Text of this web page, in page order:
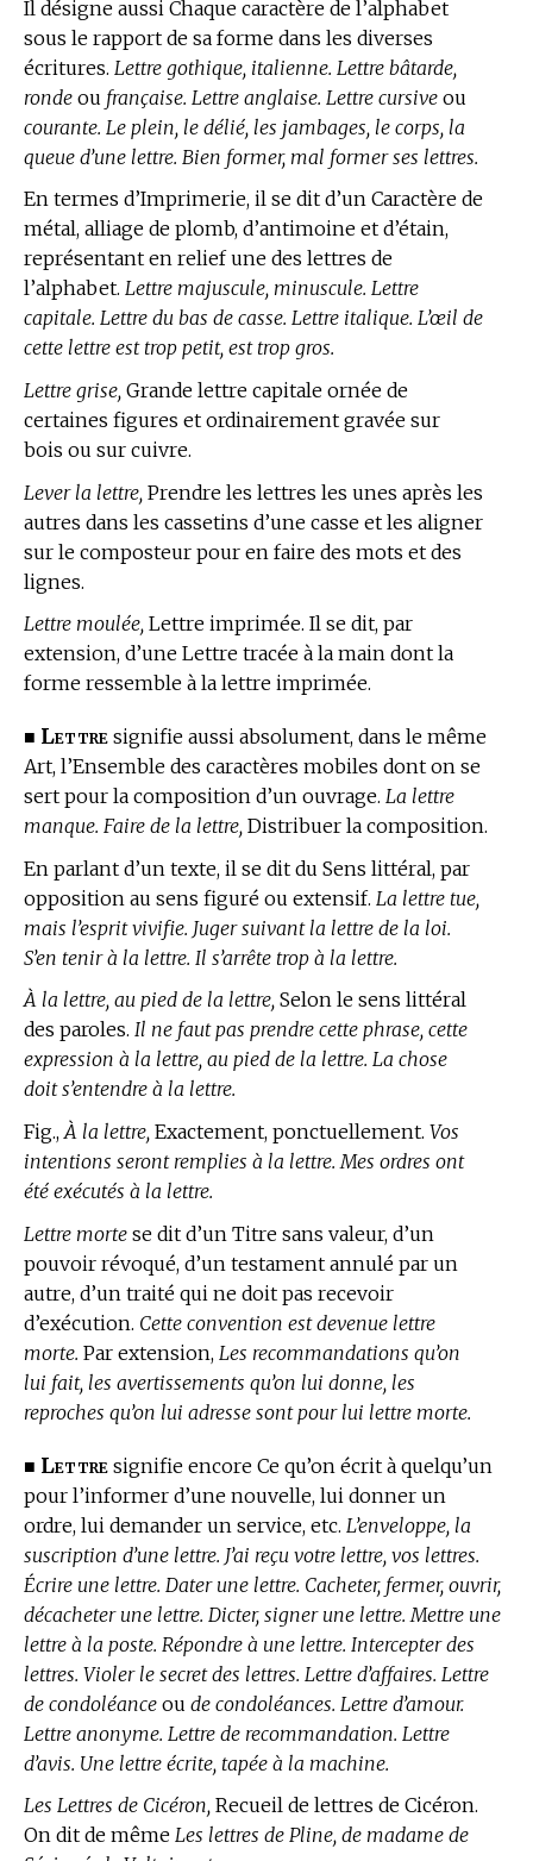
Il désigne aussi Chaque caractère de l’alphabet
sous le rapport de sa forme dans les diverses
écritures. Lettre gothique, italienne. Lettre bâtarde,
ronde ou française. Lettre anglaise. Lettre cursive ou
courante. Le plein, le délié, les jambages, le corps, la
queue d’une lettre. Bien former, mal former ses lettres.
En termes d’Imprimerie, il se dit d’un Caractère de
métal, alliage de plomb, d’antimoine et d’étain,
représentant en relief une des lettres de
l’alphabet. Lettre majuscule, minuscule. Lettre
capitale. Lettre du bas de casse. Lettre italique. L’œil de
cette lettre est trop petit, est trop gros.
Lettre grise, Grande lettre capitale ornée de
certaines figures et ordinairement gravée sur
bois ou sur cuivre.
Lever la lettre, Prendre les lettres les unes après les
autres dans les cassetins d’une casse et les aligner
sur le composteur pour en faire des mots et des
lignes.
Lettre moulée, Lettre imprimée. Il se dit, par
extension, d’une Lettre tracée à la main dont la
forme ressemble à la lettre imprimée.
■ Lettre signifie aussi absolument, dans le même
Art, l’Ensemble des caractères mobiles dont on se
sert pour la composition d’un ouvrage. La lettre
manque. Faire de la lettre, Distribuer la composition.
En parlant d’un texte, il se dit du Sens littéral, par
opposition au sens figuré ou extensif. La lettre tue,
mais l’esprit vivifie. Juger suivant la lettre de la loi.
S’en tenir à la lettre. Il s’arrête trop à la lettre.
À la lettre, au pied de la lettre, Selon le sens littéral
des paroles. Il ne faut pas prendre cette phrase, cette
expression à la lettre, au pied de la lettre. La chose
doit s’entendre à la lettre.
Fig.,À la lettre, Exactement, ponctuellement. Vos
intentions seront remplies à la lettre. Mes ordres ont
été exécutés à la lettre.
Lettre morte se dit d’un Titre sans valeur, d’un
pouvoir révoqué, d’un testament annulé par un
autre, d’un traité qui ne doit pas recevoir
d’exécution. Cette convention est devenue lettre
morte. Par extension, Les recommandations qu’on
lui fait, les avertissements qu’on lui donne, les
reproches qu’on lui adresse sont pour lui lettre morte.
■ Lettre signifie encore Ce qu’on écrit à quelqu’un
pour l’informer d’une nouvelle, lui donner un
ordre, lui demander un service, etc. L’enveloppe, la
suscription d’une lettre. J’ai reçu votre lettre, vos lettres.
Écrire une lettre. Dater une lettre. Cacheter, fermer, ouvrir,
décacheter une lettre. Dicter, signer une lettre. Mettre une
lettre à la poste. Répondre à une lettre. Intercepter des
lettres. Violer le secret des lettres. Lettre d’affaires. Lettre
de condoléance ou de condoléances. Lettre d’amour.
Lettre anonyme. Lettre de recommandation. Lettre
d’avis. Une lettre écrite, tapée à la machine.
Les Lettres de Cicéron, Recueil de lettres de Cicéron.
On dit de même Les lettres de Pline, de madame de